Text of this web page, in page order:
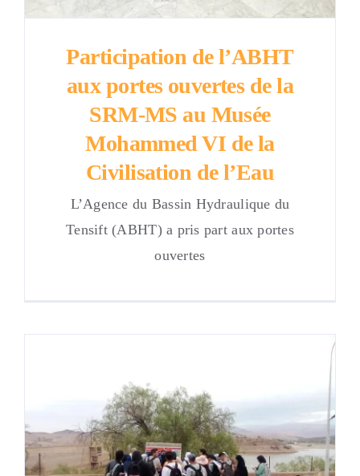
Participation de l’ABHT
aux portes ouvertes de la
SRM-MS au Musée
Mohammed VI de la
Civilisation de l’Eau
L’Agence du Bassin Hydraulique du
Tensift (ABHT) a pris part aux portes
ouvertes